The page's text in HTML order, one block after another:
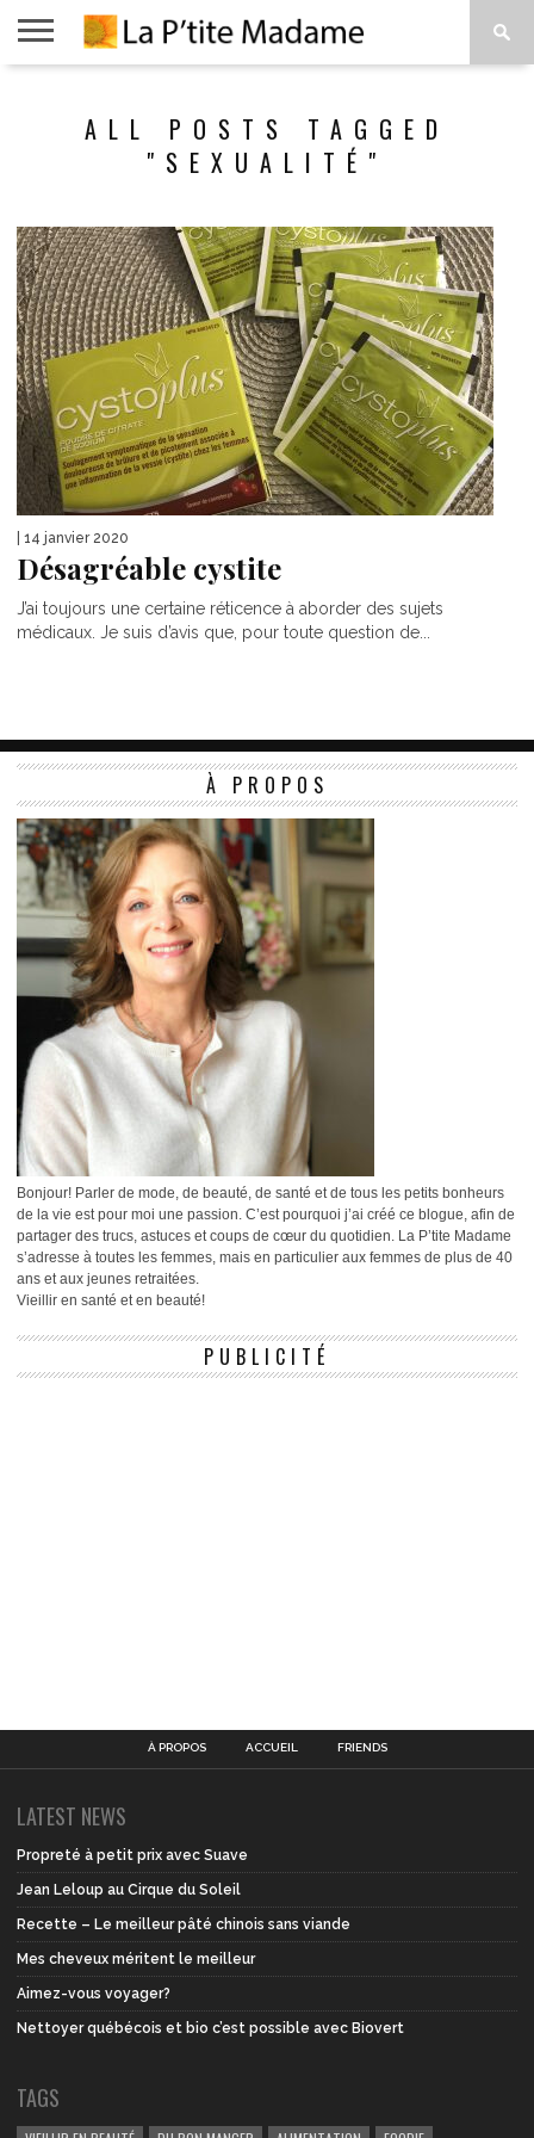
VIVRE
PROPOSALL POSTS TAGGED
"SEXUALITÉ"
| 14 janvier 2020
Désagréable cystite
J’ai toujours une certaine réticence à aborder des sujets
médicaux. Je suis d’avis que, pour toute question de...
À PROPOS
Bonjour! Parler de mode, de beauté, de santé et de tous les petits bonheurs
de la vie est pour moi une passion. C’est pourquoi j’ai créé ce blogue, afin de
partager des trucs, astuces et coups de cœur du quotidien. La P’tite Madame
s’adresse à toutes les femmes, mais en particulier aux femmes de plus de 40
ans et aux jeunes retraitées.
Vieillir en santé et en beauté!
PUBLICITÉ
À PROPOS ACCUEIL FRIENDS
LATEST NEWS
Propreté à petit prix avec Suave
Jean Leloup au Cirque du Soleil
Recette – Le meilleur pâté chinois sans viande
Mes cheveux méritent le meilleur
Aimez-vous voyager?
Nettoyer québécois et bio c’est possible avec Biovert
TAGS